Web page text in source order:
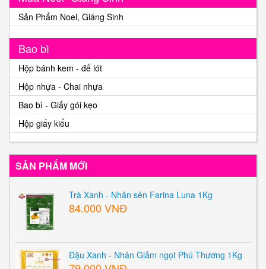
Sản Phẩm Noel, Giáng Sinh
Bao bì
Hộp bánh kem - đế lót
Hộp nhựa - Chai nhựa
Bao bì - Giấy gói kẹo
Hộp giấy kiểu
SẢN PHẨM MỚI
Trà Xanh - Nhân sên Farina Luna 1Kg
84.000 VNĐ
Đậu Xanh - Nhân Giảm ngọt Phú Thương 1Kg